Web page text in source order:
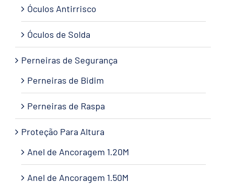
Óculos Antirrisco
Óculos de Solda
Perneiras de Segurança
Perneiras de Bidim
Perneiras de Raspa
Proteção Para Altura
Anel de Ancoragem 1.20M
Anel de Ancoragem 1.50M